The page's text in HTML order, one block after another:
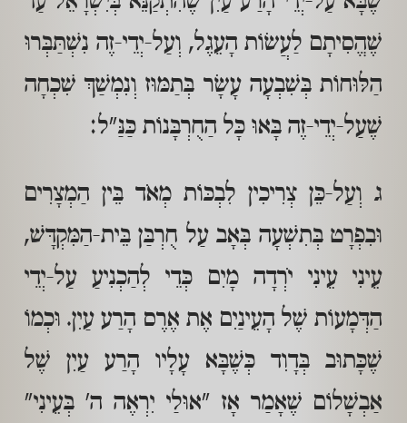
שֶׁהֱסִיתָם לַעֲשׂוֹת הָעֵגֶל, וְעַל-יְדֵי-זֶה נִשְׁתַּבְּרוּ
הַלּוּחוֹת בְּשִׁבְעָה עָשָׂר בְּתַמּוּז וְנִמְשַׁךְ שִׁכְחָה
שֶׁעַל-יְדֵי-זֶה בָּאוּ כָּל הַחֻרְבָּנוֹת כַּנַּ"ל:
ג וְעַל-כֵּן צְרִיכִין לִבְכּוֹת מְאֹד בֵּין הַמְצָרִים
וּבִפְרָט בְּתִשְׁעָה בְּאָב עַל חֻרְבַּן בֵּית-הַמִּקְדָּשׁ,
עֵינִי עֵינִי יֹרְדָה מָיִם כְּדֵי לְהַכְנִיעַ עַל-יְדֵי
הַדְּמָעוֹת שֶׁל הָעֵינַיִם אֶת אֶרֶס הָרַע עַיִן. וּכְמוֹ
שֶׁכָּתוּב בְּדָוִד כְּשֶׁבָּא עָלָיו הָרַע עַיִן שֶׁל
אַבְשָׁלוֹם שֶׁאָמַר אָז "אוּלַי יִרְאֶה ה' בְּעֵינִי"